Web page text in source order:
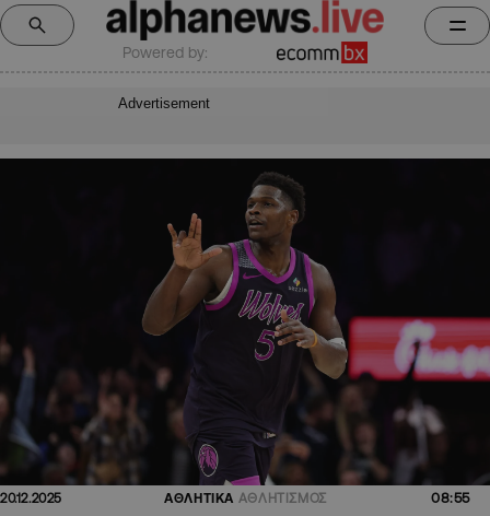
Powered by:
Advertisement
20.12.2025 ΑΘΛΗΤΙΚΑ ΑΘΛΗΤΙΣΜΟΣ 08:55